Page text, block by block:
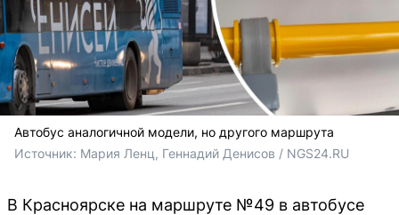
Автобус аналогичной модели, но другого маршрута
Источник: Мария Ленц, Геннадий Денисов / NGS24.RU
В Красноярске на маршруте №49 в автобусе